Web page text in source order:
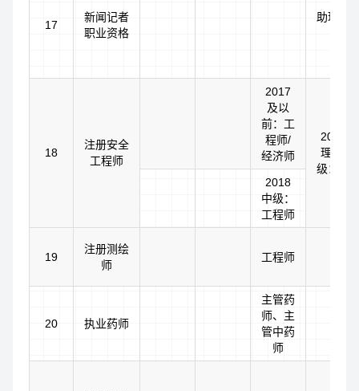
17
新闻记者
职业资格
助理记
18
注册安全
工程师
2017
及以
前：工
程师/
经济师
2015
理、
级：助
2018
中级：
工程师
19
注册测绘
师
工程师
20 执业药师
主管药
师、主
管中药
师